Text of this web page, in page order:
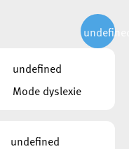
undefined
Mode dyslexie
undefined